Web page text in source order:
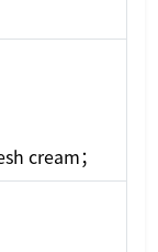
cream；